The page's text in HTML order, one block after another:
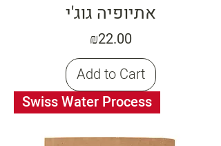
אתיופיה גוג'י
Price
₪22.00
Add to Cart
Swiss Water Process